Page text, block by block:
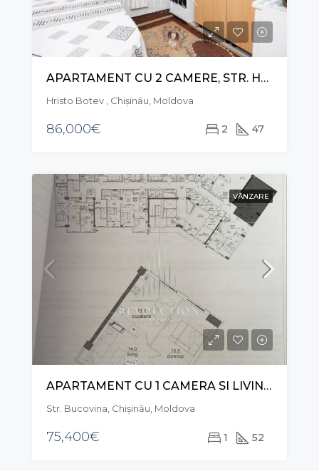
APARTAMENT CU 2 CAMERE, STR. HRISTO BOTEV , BOTANICA
Hristo Botev , Chișinău, Moldova
86,000€ 2 47
VÂNZARE
APARTAMENT CU 1 CAMERA SI LIVING, STR. BUCOVINA, CIOCANA
Str. Bucovina, Chișinău, Moldova
75,400€ 1 52